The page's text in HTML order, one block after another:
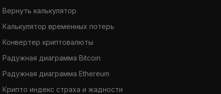
Вернуть калькулятор
Калькулятор временных потерь
Конвертер криптовалюты
Радужная диаграмма Bitcoin
Радужная диаграмма Ethereum
Крипто индекс страха и жадности